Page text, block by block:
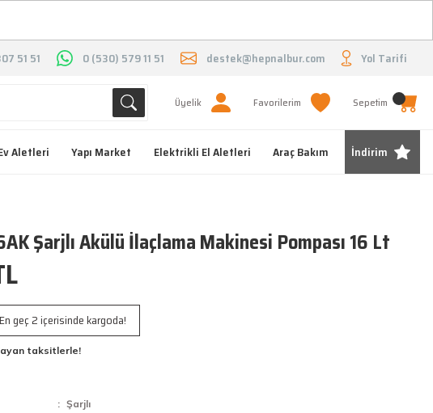
51 51 0 (530) 579 11 51 destek@hepnalbur.com Yol Tarifi
Üyelik Favorilerim Sepetim
Aletleri Yapı Market Elektrikli El Aletleri Araç Bakım İndirim
Şarjlı Akülü İlaçlama Makinesi Pompası 16 Lt
En geç 2 içerisinde kargoda!
taksitlerle!
Şarjlı